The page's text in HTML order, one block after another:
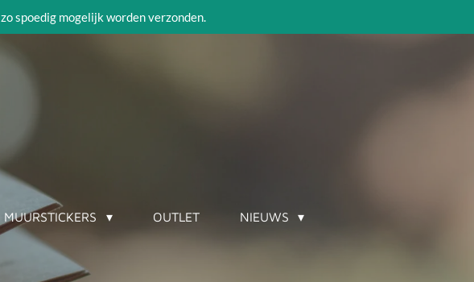
spoedig mogelijk worden verzonden.
MUURSTICKERS OUTLET NIEUWS